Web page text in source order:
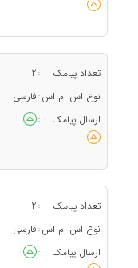
تعداد پیامک :
2
نوع اس ام اس : فارسی
ارسال پیامک
:
تعداد پیامک :
2
نوع اس ام اس : فارسی
ارسال پیامک
: